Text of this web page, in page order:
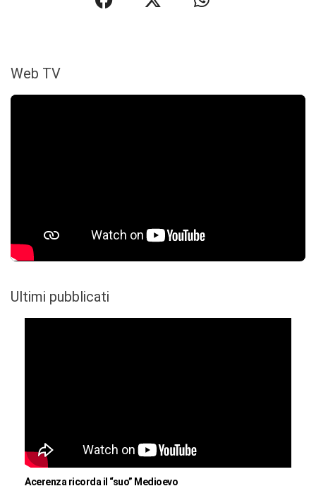
Web TV
Ultimi pubblicati
Acerenza ricorda il “suo” Medioevo